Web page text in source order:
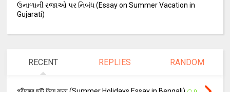
ઉનાળાની રજાઓ પર નિબંધ (Essay on Summer Vacation in
Gujarati)
RECENT REPLIES RANDOM